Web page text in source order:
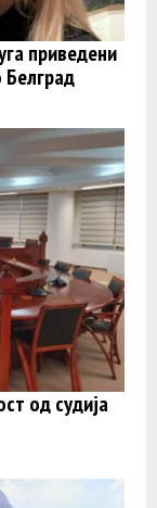
приведени
Белград
од судија